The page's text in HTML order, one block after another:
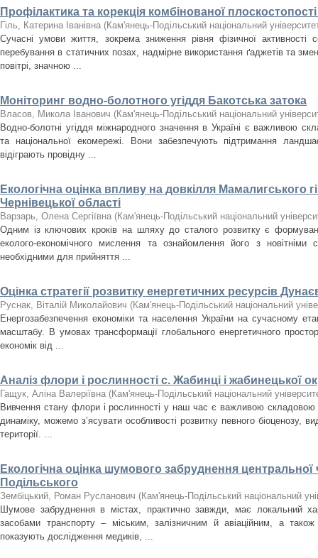
Профілактика та корекція комбінованої
Гіль, Катерина Іванівна (Кам'янець-Подільський національний
Сучасні умови життя, зокрема зниження рівня фізичної активності
перебування в статичних позах, надмірне використання ґаджетів та
повітрі, значною ...
Моніторинг водно-болотного угіддя Бакотська затока
Власов, Микола Іванович (Кам'янець-Подільський національний
Водно-болотні угіддя міжнародного значення в Україні є важливою
та національної екомережі. Вони забезпечують підтримання
відіграють провідну ...
Екологічна оцінка впливу на довкілля Мамалигського
Чернівецької області
Варзарь, Олена Сергіївна (Кам'янець-Подільський національний
Одним із ключових кроків на шляху до сталого розвитку є
еколого-економічного мислення та ознайомлення його з новітніми
необхідними для прийняття ...
Оцінка стратегії розвитку енергетичних ресурсів
Руснак, Віталій Миколайович (Кам'янець-Подільський національний
Енергозабезпечення економіки та населення України на сучасному
масштабу. В умовах трансформації глобального енергетичного
економік від ...
Аналіз флори і рослинності с. Жабинці і жабинецької
Гащук, Аліна Валеріївна (Кам'янець-Подільський національний
Вивчення стану флори і рослинності у наш час є важливою складовою
динаміку, можемо з’ясувати особливості розвитку певного біоценозу,
території. ...
Екологічна оцінка шумового забруднення центральної
Подільського
Зембіцький, Роман Русланович (Кам'янець-Подільський національний
Шумове забруднення в містах, практично завжди, має локальний
засобами транспорту – міським, залізничним й авіаційним, а
показують дослідження медиків, ...